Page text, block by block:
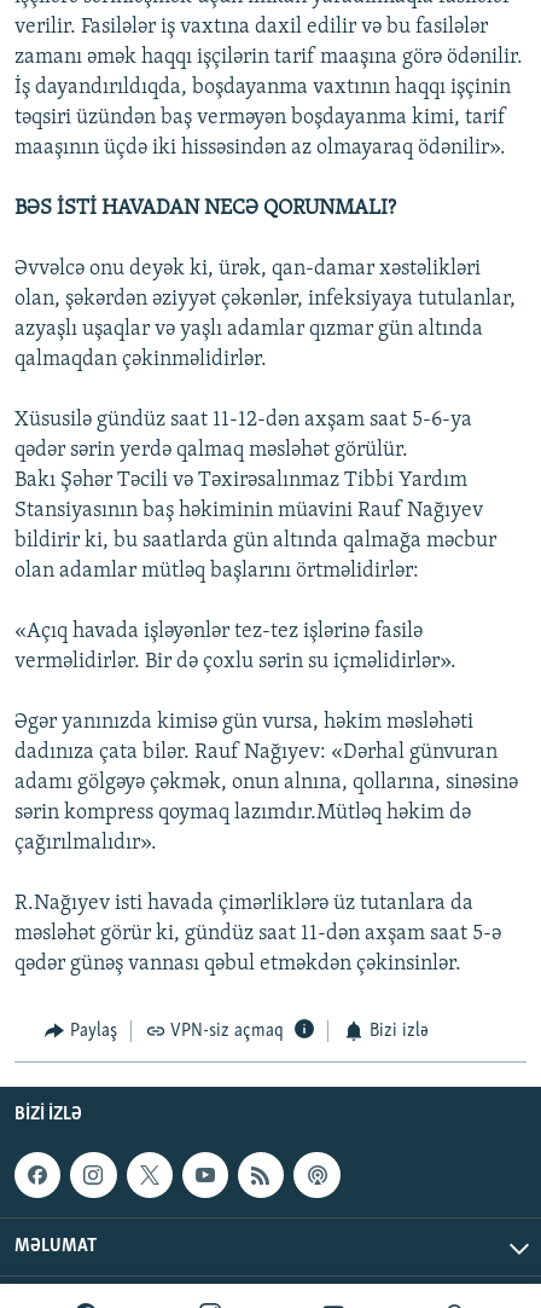
verilir. Fasilələr iş vaxtına daxil edilir və bu fasilələr
zamanı əmək haqqı işçilərin tarif maaşına görə ödənilir.
İş dayandırıldıqda, boşdayanma vaxtının haqqı işçinin
təqsiri üzündən baş verməyən boşdayanma kimi, tarif
maaşının üçdə iki hissəsindən az olmayaraq ödənilir».
BƏS İSTİ HAVADAN NECƏ QORUNMALI?
Əvvəlcə onu deyək ki, ürək, qan-damar xəstəlikləri
olan, şəkərdən əziyyət çəkənlər, infeksiyaya tutulanlar,
azyaşlı uşaqlar və yaşlı adamlar qızmar gün altında
qalmaqdan çəkinməlidirlər.
Xüsusilə gündüz saat 11-12-dən axşam saat 5-6-ya
qədər sərin yerdə qalmaq məsləhət görülür.
Bakı Şəhər Təcili və Təxirəsalınmaz Tibbi Yardım
Stansiyasının baş həkiminin müavini Rauf Nağıyev
bildirir ki, bu saatlarda gün altında qalmağa məcbur
olan adamlar mütləq başlarını örtməlidirlər:
«Açıq havada işləyənlər tez-tez işlərinə fasilə
verməlidirlər. Bir də çoxlu sərin su içməlidirlər».
Əgər yanınızda kimisə gün vursa, həkim məsləhəti
dadınıza çata bilər. Rauf Nağıyev: «Dərhal günvuran
adamı gölgəyə çəkmək, onun alnına, qollarına, sinəsinə
sərin kompress qoymaq lazımdır.Mütləq həkim də
çağırılmalıdır».
R.Nağıyev isti havada çimərliklərə üz tutanlara da
məsləhət görür ki, gündüz saat 11-dən axşam saat 5-ə
qədər günəş vannası qəbul etməkdən çəkinsinlər.
Paylaş VPN-siz açmaq Bizi izlə
BIZI IZLƏ
MƏLUMAT